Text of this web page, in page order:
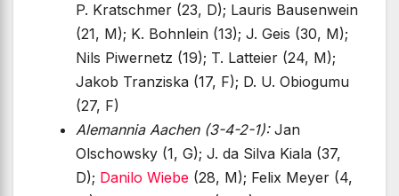
P. Kratschmer (23, D); Lauris Bausenwein
(21, M); K. Bohnlein (13); J. Geis (30, M);
Nils Piwernetz (19); T. Latteier (24, M);
Jakob Tranziska (17, F); D. U. Obiogumu
(27, F)
Alemannia Aachen (3-4-2-1):Jan
Olschowsky (1, G); J. da Silva Kiala (37,
D); Danilo Wiebe (28, M); Felix Meyer (4,